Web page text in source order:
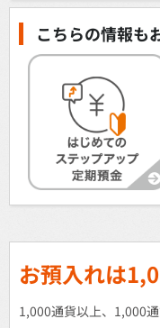
こちらの情報も
お預入れは
1,000通貨以上、1,000